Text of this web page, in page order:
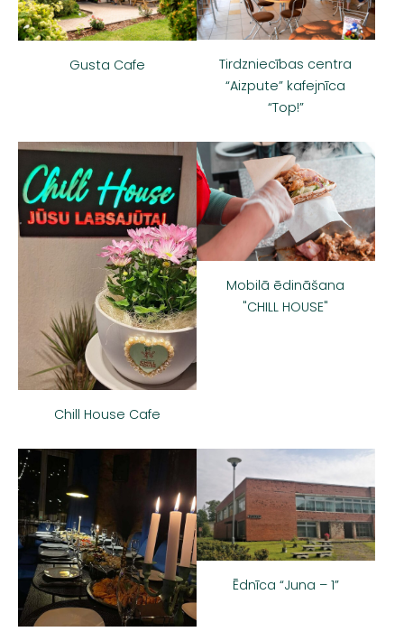
Gusta Cafe
Tirdzniecības centra
“Aizpute” kafejnīca
“Top!”
Chill House Cafe
Mobilā ēdināšana
"CHILL HOUSE"
Ēdnīca “Juna – 1”